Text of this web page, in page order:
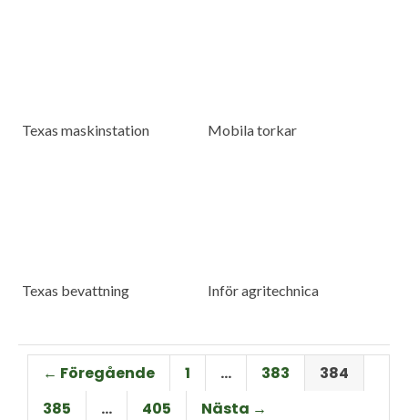
Texas maskinstation Mobila torkar
Texas bevattning Inför agritechnica
← Föregående 1 … 383
384
385
… 405 Nästa →